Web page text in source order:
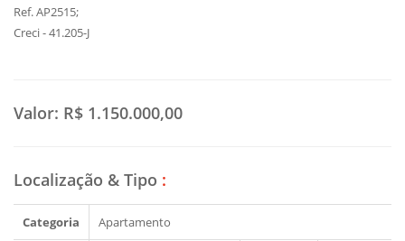
Ref. AP2515;
Creci - 41.205-J
Valor: R$ 1.150.000,00
Localização & Tipo :
Categoria Apartamento